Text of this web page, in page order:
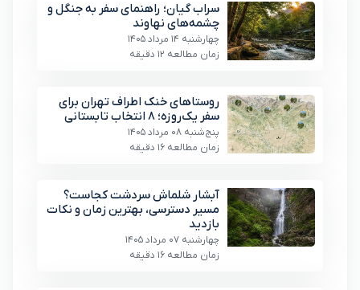
سراب گیان؛ راهنمای سفر به جنگل و
چشمه‌های نهاوند
چهارشنبه 14 مرداد 1405
زمان مطالعه 12 دقیقه
روستاهای خنک اطراف تهران برای
سفر یک‌روزه؛ ۸ انتخاب تابستانی
پنج‌شنبه 08 مرداد 1405
زمان مطالعه 16 دقیقه
آبشار شلماش سردشت کجاست؟
مسیر دسترسی، بهترین زمان و نکات
بازدید
چهارشنبه 07 مرداد 1405
زمان مطالعه 16 دقیقه